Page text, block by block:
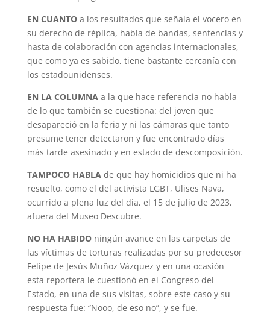
EN CUANTO a los resultados que señala el vocero en
su derecho de réplica, habla de bandas, sentencias y
hasta de colaboración con agencias internacionales,
que como ya es sabido, tiene bastante cercanía con
los estadounidenses.
EN LA COLUMNA a la que hace referencia no habla
de lo que también se cuestiona: del joven que
desapareció en la feria y ni las cámaras que tanto
presume tener detectaron y fue encontrado días
más tarde asesinado y en estado de descomposición.
TAMPOCO HABLA de que hay homicidios que ni ha
resuelto, como el del activista LGBT, Ulises Nava,
ocurrido a plena luz del día, el 15 de julio de 2023,
afuera del Museo Descubre.
NO HA HABIDO ningún avance en las carpetas de
las víctimas de torturas realizadas por su predecesor
Felipe de Jesús Muñoz Vázquez y en una ocasión
esta reportera le cuestionó en el Congreso del
Estado, en una de sus visitas, sobre este caso y su
respuesta fue: “Nooo, de eso no”, y se fue.